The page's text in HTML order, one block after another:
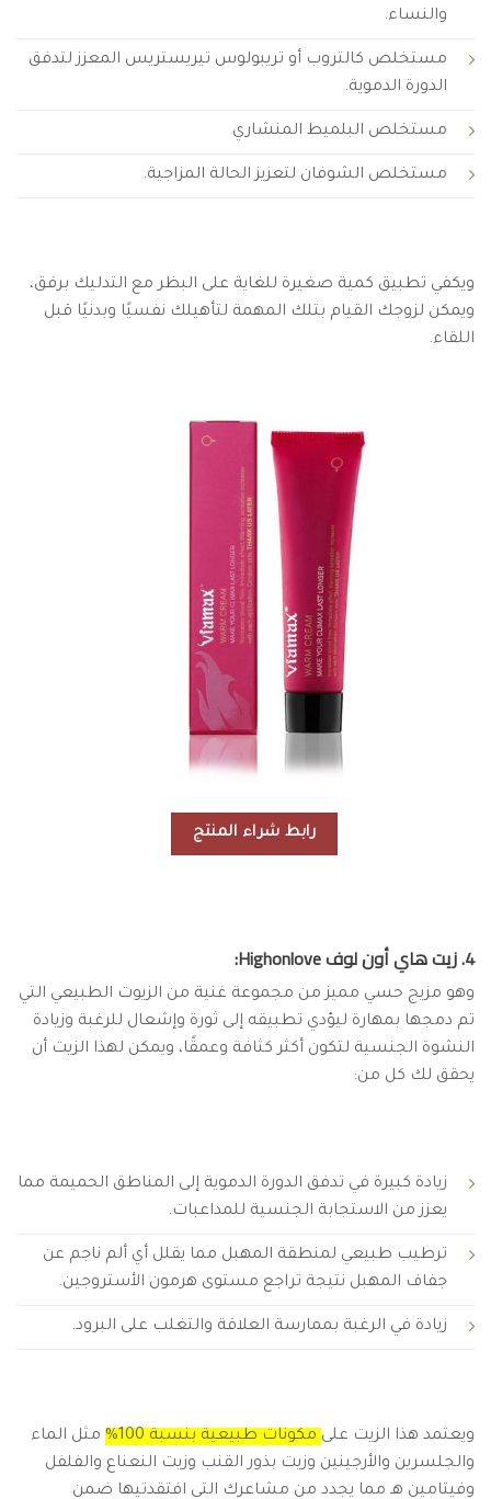
والنساء.
مستخلص كالتروب أو تريبولوس تيريستريس المعزز لتدفق
الدورة الدموية.
مستخلص البلميط المنشاري
مستخلص الشوفان لتعزيز الحالة المزاجية.
ويكفي تطبيق كمية صغيرة للغاية على البظر مع التدليك برفق،
ويمكن لزوجك القيام بتلك المهمة لتأهيلك نفسيًا وبدنيًا قبل
اللقاء.
رابط شراء المنتج
4. زيت هاي أون لوف Highonlove:
وهو مزيج حسي مميز من مجموعة غنية من الزيوت الطبيعي التي
تم دمجها بمهارة ليؤدي تطبيقه إلى ثورة وإشعال للرغبة وزيادة
النشوة الجنسية لتكون أكثر كثافة وعمقًا، ويمكن لهذا الزيت أن
يحقق لك كل من:
زيادة كبيرة في تدفق الدورة الدموية إلى المناطق الحميمة مما
يعزز من الاستجابة الجنسية للمداعبات.
ترطيب طبيعي لمنطقة المهبل مما يقلل أي ألم ناجم عن
جفاف المهبل نتيجة تراجع مستوى هرمون الأستروجين.
زيادة في الرغبة بممارسة العلاقة والتغلب على البرود.
ويعتمد هذا الزيت على مكونات طبيعية بنسبة 100%
مثل الماء
والجلسرين والأرجينين وزيت بذور القنب وزيت النعناع والفلفل
وفيتامين هـ مما يجدد من مشاعرك التي افتقدتيها ضمن